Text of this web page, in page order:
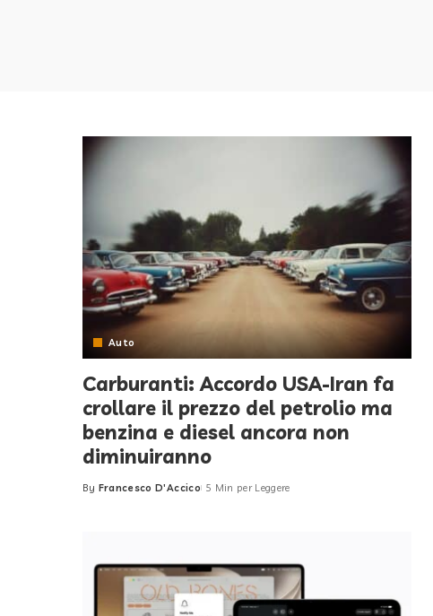
Auto
Carburanti: Accordo USA-Iran fa
crollare il prezzo del petrolio ma
benzina e diesel ancora non
diminuiranno
Posted
By Francesco D'Accico 5 Min per Leggere